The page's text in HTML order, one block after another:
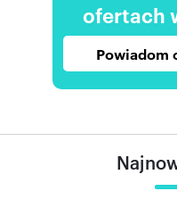
ofertach
Powiadom